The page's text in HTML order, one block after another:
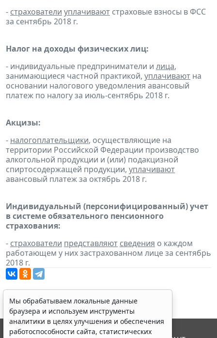
- страхователи уплачивают страховые взносы в ФСС
за сентябрь 2018 г.
Налог на доходы физических лиц:
- индивидуальные предприниматели и лица,
занимающиеся частной практикой, уплачивают на
основании налогового уведомления авансовый
платеж по налогу за июль-сентябрь 2018 г.
Акцизы:
- налогоплательщики, осуществляющие на
территории Российской Федерации производство
алкогольной продукции и (или) подакцизной
спиртосодержащей продукции, уплачивают
авансовый платеж за октябрь 2018 г.
Индивидуальный (персонифицированный) учет
в системе обязательного пенсионного
страхования:
- страхователи представляют сведения о каждом
работающем у них застрахованном лице за сентябрь
2018 г.
Мы обрабатываем локальные данные
браузера и используем инструменты
аналитики в целях улучшения и обеспечения
работоспособности сайта, статистических